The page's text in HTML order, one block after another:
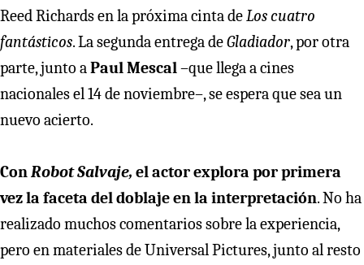
Reed Richards en la próxima cinta deLos cuatro
fantásticos. La segunda entrega deGladiador, por otra
parte, junto aPaul Mescal–que llega a cines
nacionales el 14 de noviembre–, se espera que sea un
nuevo acierto.
ConRobot Salvaje, el actor explora por primera
vez la faceta del doblaje en la interpretación. No ha
realizado muchos comentarios sobre la experiencia,
pero en materiales de Universal Pictures, junto al resto